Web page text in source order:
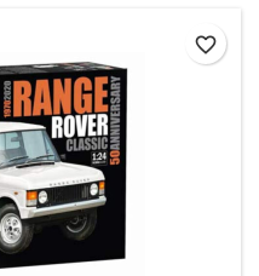
favorite_border